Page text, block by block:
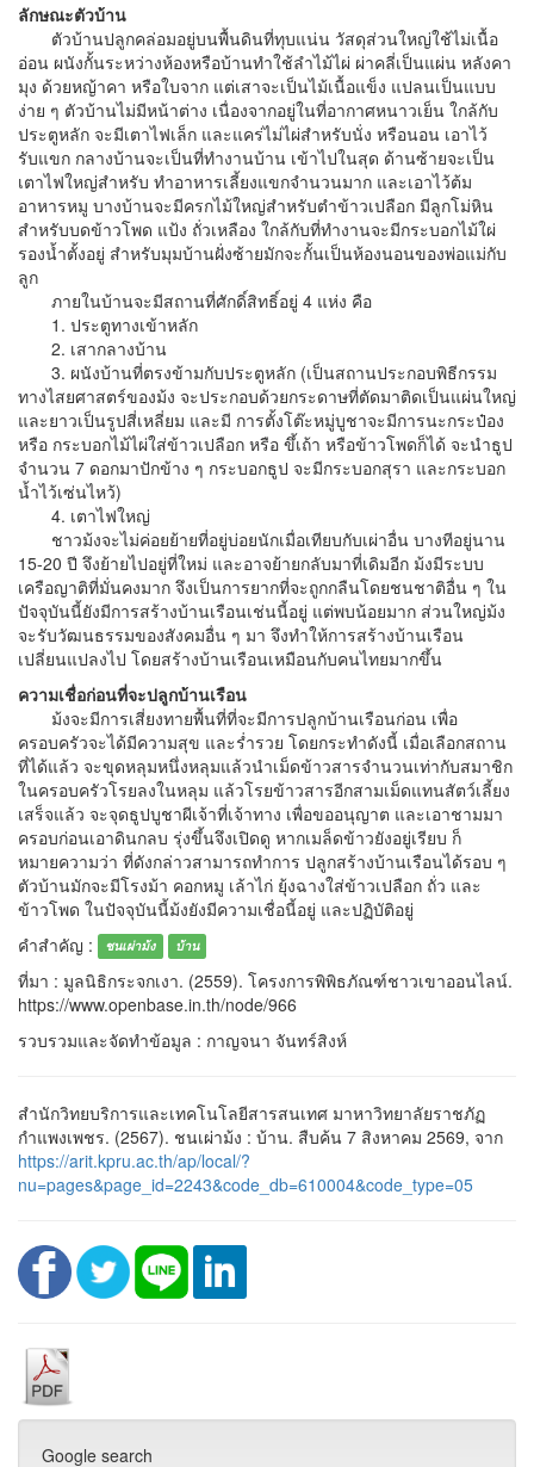
ลักษณะตัวบ้าน
ตัวบ้านปลูกคล่อมอยู่บนพื้นดินที่ทุบแน่น วัสดุส่วนใหญ่ใช้ไม่เนื้อ
อ่อน ผนังกั้นระหว่างห้องหรือบ้านทำใช้ลำไม้ไผ่ ผ่าคลี่เป็นแผ่น หลังคา
มุง ด้วยหญ้าคา หรือใบจาก แต่เสาจะเป็นไม้เนื้อแข็ง แปลนเป็นแบบ
ง่าย ๆ ตัวบ้านไม่มีหน้าต่าง เนื่องจากอยู่ในที่อากาศหนาวเย็น ใกล้กับ
ประตูหลัก จะมีเตาไฟเล็ก และแคร่ไม่ไผ่สำหรับนั่ง หรือนอน เอาไว้
รับแขก กลางบ้านจะเป็นที่ทำงานบ้าน เข้าไปในสุด ด้านซ้ายจะเป็น
เตาไฟใหญ่สำหรับ ทำอาหารเลี้ยงแขกจำนวนมาก และเอาไว้ต้ม
อาหารหมู บางบ้านจะมีครกไม้ใหญ่สำหรับตำข้าวเปลือก มีลูกโม่หิน
สำหรับบดข้าวโพด แป้ง ถั่วเหลือง ใกล้กับที่ทำงานจะมีกระบอกไม้ใผ่
รองน้ำตั้งอยู่ สำหรับมุมบ้านฝั่งซ้ายมักจะกั้นเป็นห้องนอนของพ่อแม่กับ
ลูก
ภายในบ้านจะมีสถานที่ศักดิ์สิทธิ์อยู่ 4 แห่ง คือ
1. ประตูทางเข้าหลัก
2. เสากลางบ้าน
3. ผนังบ้านที่ตรงข้ามกับประตูหลัก (เป็นสถานประกอบพิธีกรรม
ทางไสยศาสตร์ของม้ง จะประกอบด้วยกระดาษที่ตัดมาติดเป็นแผ่นใหญ่
และยาวเป็นรูปสี่เหลี่ยม และมี การตั้งโต๊ะหมู่บูชาจะมีการนะกระป๋อง
หรือ กระบอกไม้ไผ่ใส่ข้าวเปลือก หรือ ขึ้เถ้า หรือข้าวโพดก็ได้ จะนำธูป
จำนวน 7 ดอกมาปักข้าง ๆ กระบอกธูป จะมีกระบอกสุรา และกระบอก
น้ำไว้เซ่นไหว้)
4. เตาไฟใหญ่
ชาวม้งจะไม่ค่อยย้ายที่อยู่บ่อยนักเมื่อเทียบกับเผ่าอื่น บางทีอยู่นาน
15-20 ปี จึงย้ายไปอยู่ที่ใหม่ และอาจย้ายกลับมาที่เดิมอีก ม้งมีระบบ
เครือญาติที่มั่นคงมาก จึงเป็นการยากที่จะถูกกลืนโดยชนชาติอื่น ๆ ใน
ปัจจุบันนี้ยังมีการสร้างบ้านเรือนเช่นนี้อยู่ แต่พบน้อยมาก ส่วนใหญ่ม้ง
จะรับวัฒนธรรมของสังคมอื่น ๆ มา จึงทำให้การสร้างบ้านเรือน
เปลี่ยนแปลงไป โดยสร้างบ้านเรือนเหมือนกับคนไทยมากขึ้น
ความเชื่อก่อนที่จะปลูกบ้านเรือน
ม้งจะมีการเสี่ยงทายพื้นที่ที่จะมีการปลูกบ้านเรือนก่อน เพื่อ
ครอบครัวจะได้มีความสุข และร่ำรวย โดยกระทำดังนี้ เมื่อเลือกสถาน
ที่ได้แล้ว จะขุดหลุมหนึ่งหลุมแล้วนำเม็ดข้าวสารจำนวนเท่ากับสมาชิก
ในครอบครัวโรยลงในหลุม แล้วโรยข้าวสารอีกสามเม็ดแทนสัตว์เลี้ยง
เสร็จแล้ว จะจุดธูปบูชาผีเจ้าที่เจ้าทาง เพื่อขออนุญาต และเอาชามมา
ครอบก่อนเอาดินกลบ รุ่งขึ้นจึงเปิดดู หากเมล็ดข้าวยังอยู่เรียบ ก็
หมายความว่า ที่ดังกล่าวสามารถทำการ ปลูกสร้างบ้านเรือนได้รอบ ๆ
ตัวบ้านมักจะมีโรงม้า คอกหมู เล้าไก่ ยุ้งฉางใส่ข้าวเปลือก ถั่ว และ
ข้าวโพด ในปัจจุบันนี้ม้งยังมีความเชื่อนี้อยู่ และปฏิบัติอยู่
คำสำคัญ :
ชนเผ่าม้ง บ้าน
ที่มา : มูลนิธิกระจกเงา. (2559). โครงการพิพิธภัณฑ์ชาวเขาออนไลน์.
https://www.openbase.in.th/node/966
รวบรวมและจัดทำข้อมูล : กาญจนา จันทร์สิงห์
สำนักวิทยบริการและเทคโนโลยีสารสนเทศ มาหาวิทยาลัยราชภัฏ
กำแพงเพชร. (2567). ชนเผ่าม้ง : บ้าน. สืบค้น 7 สิงหาคม 2569, จาก
https://arit.kpru.ac.th/ap/local/?
nu=pages&page_id=2243&code_db=610004&code_type=05
Google search